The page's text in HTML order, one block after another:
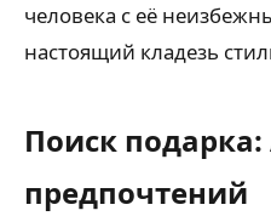
человека с её
настоящий кладезь
Поиск
предпочтений